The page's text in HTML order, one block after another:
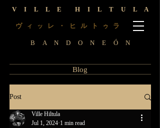
ヴ ィ ッ レ ・ ヒ ル ト ゥ ラ
V I L L E H I L T U L A
B A N D O N E Ó N
Blog
Post
Ville Hiltula
Jul 1, 2024 1 min read